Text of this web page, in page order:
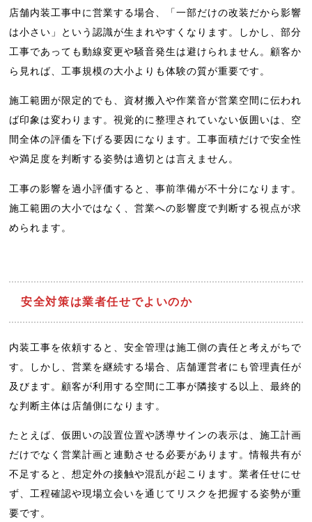
店舗内装工事中に営業する場合、「一部だけの改装だから影響
は小さい」という認識が生まれやすくなります。しかし、部分
工事であっても動線変更や騒音発生は避けられません。顧客か
ら見れば、工事規模の大小よりも体験の質が重要です。
施工範囲が限定的でも、資材搬入や作業音が営業空間に伝われ
ば印象は変わります。視覚的に整理されていない仮囲いは、空
間全体の評価を下げる要因になります。工事面積だけで安全性
や満足度を判断する姿勢は適切とは言えません。
工事の影響を過小評価すると、事前準備が不十分になります。
施工範囲の大小ではなく、営業への影響度で判断する視点が求
められます。
安全対策は業者任せでよいのか
内装工事を依頼すると、安全管理は施工側の責任と考えがちで
す。しかし、営業を継続する場合、店舗運営者にも管理責任が
及びます。顧客が利用する空間に工事が隣接する以上、最終的
な判断主体は店舗側になります。
たとえば、仮囲いの設置位置や誘導サインの表示は、施工計画
だけでなく営業計画と連動させる必要があります。情報共有が
不足すると、想定外の接触や混乱が起こります。業者任せにせ
ず、工程確認や現場立会いを通じてリスクを把握する姿勢が重
要です。